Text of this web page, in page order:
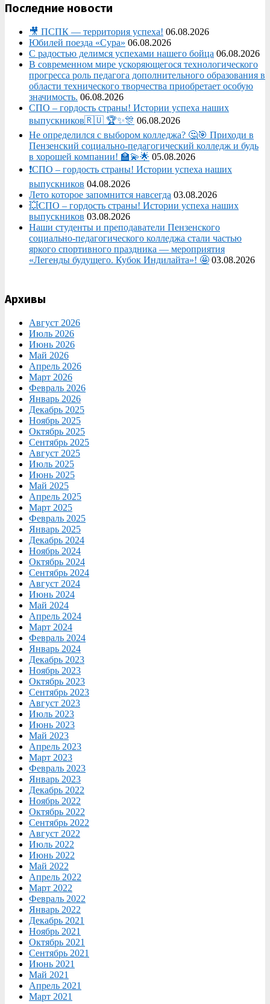
Последние новости
🎥 ПСПК — территория успеха! 06.08.2026
Юбилей поезда «Сура» 06.08.2026
С радостью делимся успехами нашего бойца 06.08.2026
В современном мире ускоряющегося технологического
прогресса роль педагога дополнительного образования в
области технического творчества приобретает особую
значимость. 06.08.2026
СПО – гордость страны! Истории успеха наших
выпускников🇷🇺 🏆✨🎊 06.08.2026
Не определился с выбором колледжа? 🤔🎯 Приходи в
Пензенский социально-педагогический колледж и будь
в хорошей компании! 🏫💫🌟 05.08.2026
❗СПО – гордость страны! Истории успеха наших
выпускников 04.08.2026
Лето которое запомнится навсегда 03.08.2026
💥СПО – гордость страны! Истории успеха наших
выпускников 03.08.2026
Наши студенты и преподаватели Пензенского
социально‑педагогического колледжа стали частью
яркого спортивного праздника — мероприятия
«Легенды будущего. Кубок Индилайта»! 🤩 03.08.2026
Архивы
Август 2026
Июль 2026
Июнь 2026
Май 2026
Апрель 2026
Март 2026
Февраль 2026
Январь 2026
Декабрь 2025
Ноябрь 2025
Октябрь 2025
Сентябрь 2025
Август 2025
Июль 2025
Июнь 2025
Май 2025
Апрель 2025
Март 2025
Февраль 2025
Январь 2025
Декабрь 2024
Ноябрь 2024
Октябрь 2024
Сентябрь 2024
Август 2024
Июнь 2024
Май 2024
Апрель 2024
Март 2024
Февраль 2024
Январь 2024
Декабрь 2023
Ноябрь 2023
Октябрь 2023
Сентябрь 2023
Август 2023
Июль 2023
Июнь 2023
Май 2023
Апрель 2023
Март 2023
Февраль 2023
Январь 2023
Декабрь 2022
Ноябрь 2022
Октябрь 2022
Сентябрь 2022
Август 2022
Июль 2022
Июнь 2022
Май 2022
Апрель 2022
Март 2022
Февраль 2022
Январь 2022
Декабрь 2021
Ноябрь 2021
Октябрь 2021
Сентябрь 2021
Июнь 2021
Май 2021
Апрель 2021
Март 2021